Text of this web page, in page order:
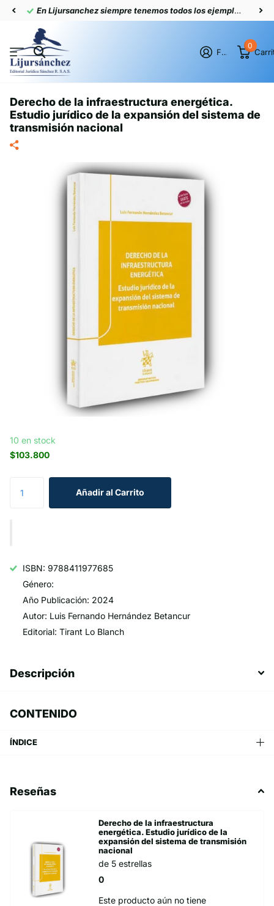
En Lijursanchez siempre tenemos todos los ejemplares actualizados
Firme en el registro
0
Derecho de la infraestructura energética.
Estudio jurídico de la expansión del sistema de
transmisión nacional
10 en stock
$103.800
Añadir al Carrito
ISBN: 9788411977685
Género:
Año Publicación: 2024
Autor: Luis Fernando Hernández Betancur
Editorial: Tirant Lo Blanch
Descripción
CONTENIDO
ÍNDICE
Reseñas
Derecho de la infraestructura
energética. Estudio jurídico de la
expansión del sistema de transmisión
nacional
0
de 5 estrellas
Este producto aún no tiene